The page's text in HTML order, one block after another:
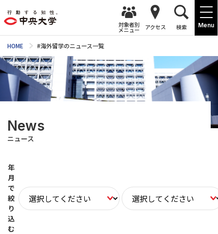
Menu
対象者別
メニュー アクセス 検索
HOME #海外留学のニュース一覧
News
ニュース
年
月
で
絞
り
込
む